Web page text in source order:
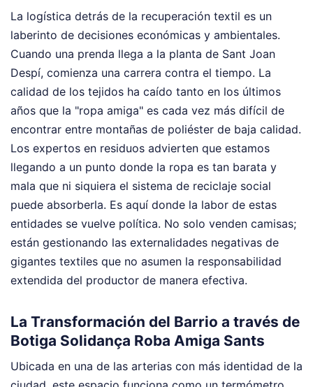
La logística detrás de la recuperación textil es un
laberinto de decisiones económicas y ambientales.
Cuando una prenda llega a la planta de Sant Joan
Despí, comienza una carrera contra el tiempo. La
calidad de los tejidos ha caído tanto en los últimos
años que la "ropa amiga" es cada vez más difícil de
encontrar entre montañas de poliéster de baja calidad.
Los expertos en residuos advierten que estamos
llegando a un punto donde la ropa es tan barata y
mala que ni siquiera el sistema de reciclaje social
puede absorberla. Es aquí donde la labor de estas
entidades se vuelve política. No solo venden camisas;
están gestionando las externalidades negativas de
gigantes textiles que no asumen la responsabilidad
extendida del productor de manera efectiva.
La Transformación del Barrio a través de
Botiga Solidança Roba Amiga Sants
Ubicada en una de las arterias con más identidad de la